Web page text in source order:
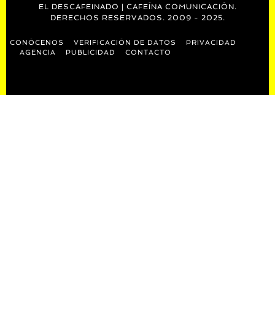
EL DESCAFEINADO | CAFEÍNA COMUNICACIÓN.
DERECHOS RESERVADOS. 2009 - 2025.
CONÓCENOS VERIFICACIÓN DE DATOS
PRIVACIDAD
AGENCIA
PUBLICIDAD CONTACTO